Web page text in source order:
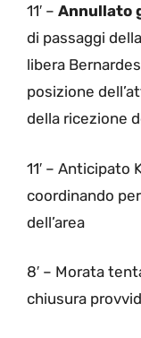
11′ – Annullato
di passaggi
libera
posizione
della ricezione
11′ – Anticipato
coordinando
dell’area
8′ – Morata
chiusura